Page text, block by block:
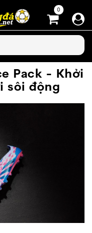
0
Pack - Khởi
sôi động